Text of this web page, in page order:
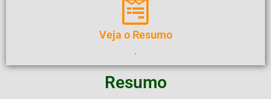
Veja o Resumo
.
Resumo